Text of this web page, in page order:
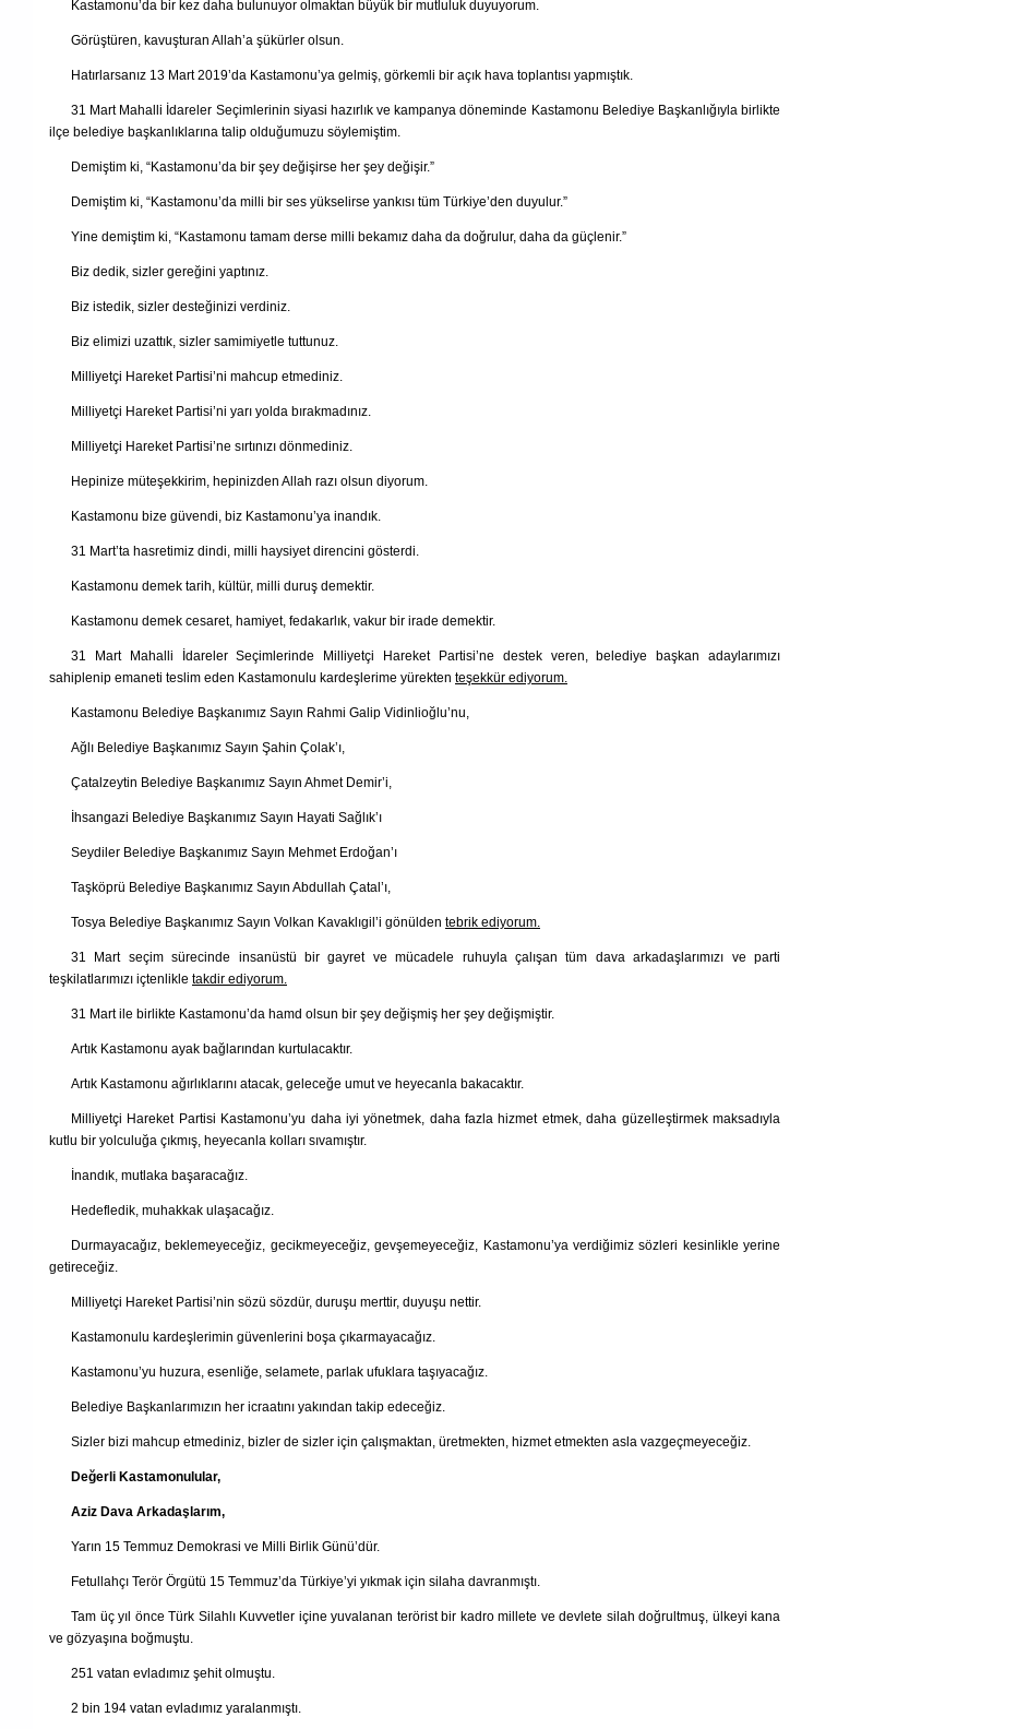
Kastamonu’da bir kez daha bulunuyor olmaktan büyük bir mutluluk duyuyorum.
Görüştüren, kavuşturan Allah’a şükürler olsun.
Hatırlarsanız 13 Mart 2019’da Kastamonu’ya gelmiş, görkemli bir açık hava toplantısı yapmıştık.
31 Mart Mahalli İdareler Seçimlerinin siyasi hazırlık ve kampanya döneminde Kastamonu Belediye Başkanlığıyla birlikte
ilçe belediye başkanlıklarına talip olduğumuzu söylemiştim.
Demiştim ki, “Kastamonu’da bir şey değişirse her şey değişir.”
Demiştim ki, “Kastamonu’da milli bir ses yükselirse yankısı tüm Türkiye’den duyulur.”
Yine demiştim ki, “Kastamonu tamam derse milli bekamız daha da doğrulur, daha da güçlenir.”
Biz dedik, sizler gereğini yaptınız.
Biz istedik, sizler desteğinizi verdiniz.
Biz elimizi uzattık, sizler samimiyetle tuttunuz.
Milliyetçi Hareket Partisi’ni mahcup etmediniz.
Milliyetçi Hareket Partisi’ni yarı yolda bırakmadınız.
Milliyetçi Hareket Partisi’ne sırtınızı dönmediniz.
Hepinize müteşekkirim, hepinizden Allah razı olsun diyorum.
Kastamonu bize güvendi, biz Kastamonu’ya inandık.
31 Mart’ta hasretimiz dindi, milli haysiyet direncini gösterdi.
Kastamonu demek tarih, kültür, milli duruş demektir.
Kastamonu demek cesaret, hamiyet, fedakarlık, vakur bir irade demektir.
31 Mart Mahalli İdareler Seçimlerinde Milliyetçi Hareket Partisi’ne destek veren, belediye başkan adaylarımızı
sahiplenip emaneti teslim eden Kastamonulu kardeşlerime yürekten teşekkür ediyorum.
Kastamonu Belediye Başkanımız Sayın Rahmi Galip Vidinlioğlu’nu,
Ağlı Belediye Başkanımız Sayın Şahin Çolak’ı,
Çatalzeytin Belediye Başkanımız Sayın Ahmet Demir’i,
İhsangazi Belediye Başkanımız Sayın Hayati Sağlık’ı
Seydiler Belediye Başkanımız Sayın Mehmet Erdoğan’ı
Taşköprü Belediye Başkanımız Sayın Abdullah Çatal’ı,
Tosya Belediye Başkanımız Sayın Volkan Kavaklıgil’i gönülden tebrik ediyorum.
31 Mart seçim sürecinde insanüstü bir gayret ve mücadele ruhuyla çalışan tüm dava arkadaşlarımızı ve parti
teşkilatlarımızı içtenlikle takdir ediyorum.
31 Mart ile birlikte Kastamonu’da hamd olsun bir şey değişmiş her şey değişmiştir.
Artık Kastamonu ayak bağlarından kurtulacaktır.
Artık Kastamonu ağırlıklarını atacak, geleceğe umut ve heyecanla bakacaktır.
Milliyetçi Hareket Partisi Kastamonu’yu daha iyi yönetmek, daha fazla hizmet etmek, daha güzelleştirmek maksadıyla
kutlu bir yolculuğa çıkmış, heyecanla kolları sıvamıştır.
İnandık, mutlaka başaracağız.
Hedefledik, muhakkak ulaşacağız.
Durmayacağız, beklemeyeceğiz, gecikmeyeceğiz, gevşemeyeceğiz, Kastamonu’ya verdiğimiz sözleri kesinlikle yerine
getireceğiz.
Milliyetçi Hareket Partisi’nin sözü sözdür, duruşu merttir, duyuşu nettir.
Kastamonulu kardeşlerimin güvenlerini boşa çıkarmayacağız.
Kastamonu’yu huzura, esenliğe, selamete, parlak ufuklara taşıyacağız.
Belediye Başkanlarımızın her icraatını yakından takip edeceğiz.
Sizler bizi mahcup etmediniz, bizler de sizler için çalışmaktan, üretmekten, hizmet etmekten asla vazgeçmeyeceğiz.
Değerli Kastamonulular,
Aziz Dava Arkadaşlarım,
Yarın 15 Temmuz Demokrasi ve Milli Birlik Günü’dür.
Fetullahçı Terör Örgütü 15 Temmuz’da Türkiye’yi yıkmak için silaha davranmıştı.
Tam üç yıl önce Türk Silahlı Kuvvetler içine yuvalanan terörist bir kadro millete ve devlete silah doğrultmuş, ülkeyi kana
ve gözyaşına boğmuştu.
251 vatan evladımız şehit olmuştu.
2 bin 194 vatan evladımız yaralanmıştı.